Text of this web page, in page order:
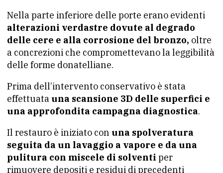
Nella parte inferiore delle porte erano evidenti
alterazioni verdastre dovute al degrado
delle cere e alla corrosione del bronzo, oltre
a concrezioni che compromettevano la leggibilità
delle forme donatelliane.
Prima dell’intervento conservativo è stata
effettuata una scansione 3D delle superfici e
una approfondita campagna diagnostica.
Il restauro è iniziato con una spolveratura
seguita da un lavaggio a vapore e da una
pulitura con miscele di solventi per
rimuovere depositi e residui di precedenti